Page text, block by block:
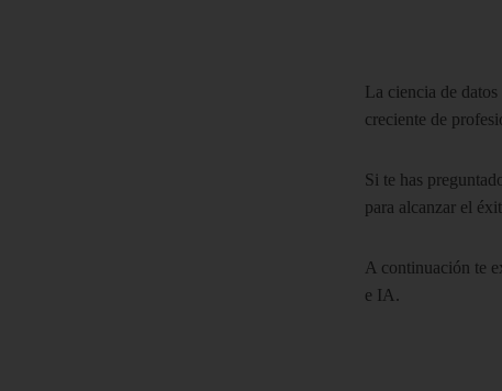
La ciencia de
creciente de
Si te has
para alcanzar el
A continuación te
e IA.